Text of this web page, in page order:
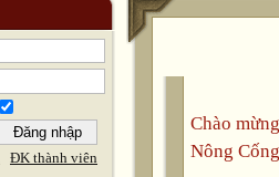
ĐK thành viên
Chào
Nông